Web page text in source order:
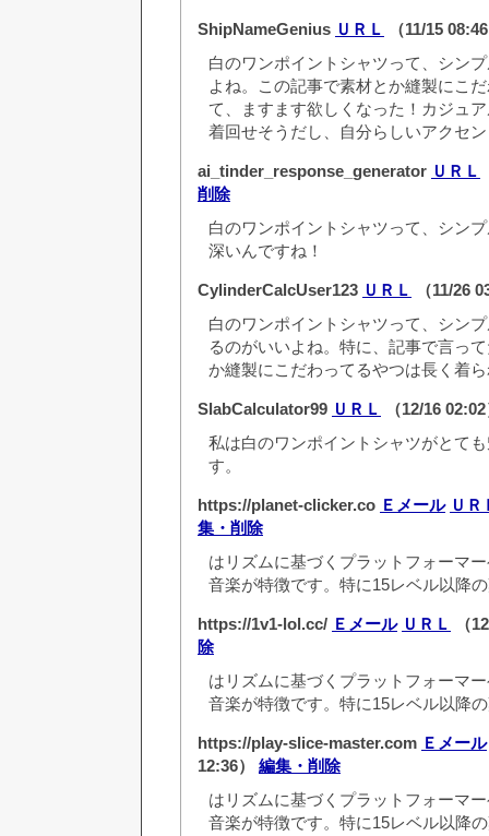
ShipNameGenius ＵＲＬ
（11/15
白のワンポイントシャツって、シン
よね。この記事で素材とか縫製にこ
て、ますます欲しくなった！カジュ
着回せそうだし、自分らしいアクセ
ai_tinder_response_generator ＵＲＬ
削除
白のワンポイントシャツって、シン
深いんですね！
CylinderCalcUser123 ＵＲＬ
（11/26
白のワンポイントシャツって、シン
るのがいいよね。特に、記事で言っ
か縫製にこだわってるやつは長く着
SlabCalculator99 ＵＲＬ
（12/16
私は白のワンポイントシャツがとて
す。
https://planet-clicker.co Ｅメール ＵＲ
集・削除
はリズムに基づくプラットフォーマ
音楽が特徴です。特に15レベル以降
https://1v1-lol.cc/ Ｅメール ＵＲＬ
（
除
はリズムに基づくプラットフォーマ
音楽が特徴です。特に15レベル以降
https://play-slice-master.com Ｅメール
12:36） 編集・削除
はリズムに基づくプラットフォーマ
音楽が特徴です。特に15レベル以降